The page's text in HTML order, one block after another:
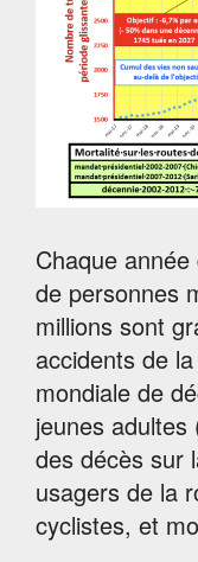
Chaque
de personnes
millions sont
accidents de
mondiale de
jeunes
des décès sur
usagers de la
cyclistes, et